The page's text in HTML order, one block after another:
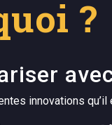
?
innovations